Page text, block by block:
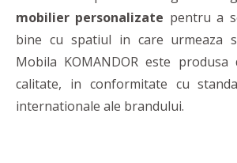
mobilier personalizate pentru a
bine cu spatiul in care urmeaza
Mobila KOMANDOR este
calitate, in conformitate cu
internationale ale brandului.